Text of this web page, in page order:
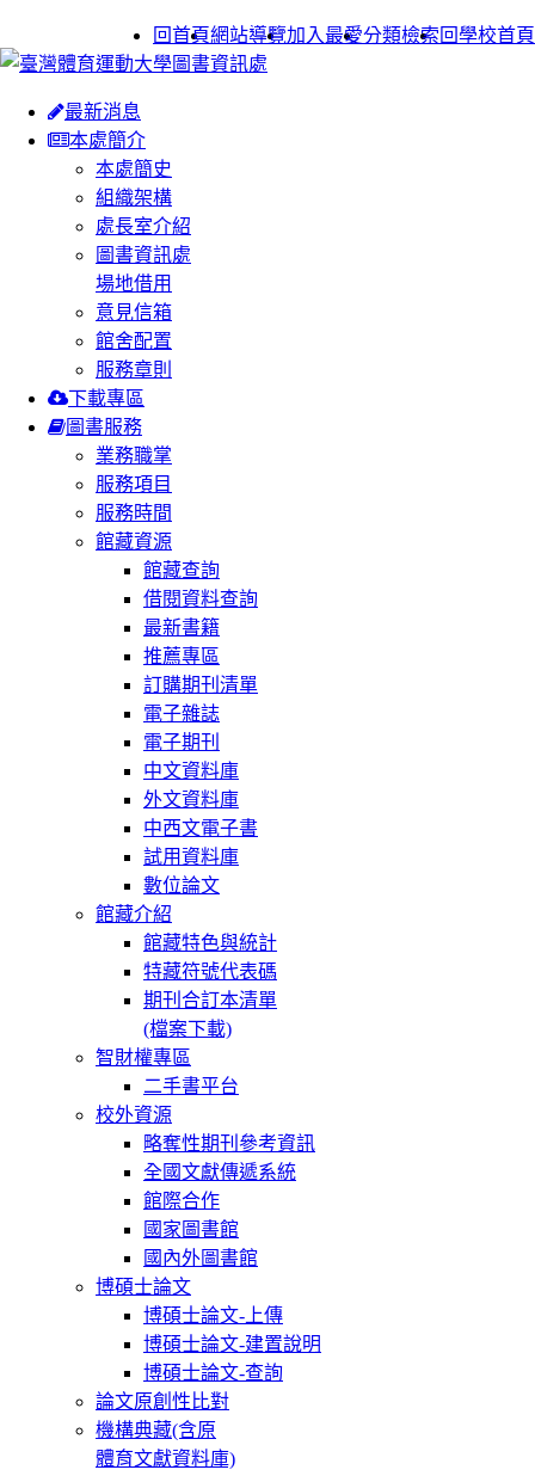
回學校首頁
分類檢索
加入最愛
網站導覽
回首頁
最新消息
本處簡介
本處簡史
組織架構
處長室介紹
圖書資訊處
場地借用
意見信箱
館舍配置
服務章則
下載專區
圖書服務
業務職掌
服務項目
服務時間
館藏資源
館藏查詢
借閱資料查詢
最新書籍
推薦專區
訂購期刊清單
電子雜誌
電子期刊
中文資料庫
外文資料庫
中西文電子書
試用資料庫
數位論文
館藏介紹
館藏特色與統計
特藏符號代表碼
期刊合訂本清單
(檔案下載)
智財權專區
二手書平台
校外資源
略奪性期刊參考資訊
全國文獻傳遞系統
館際合作
國家圖書館
國內外圖書館
博碩士論文
博碩士論文-上傳
博碩士論文-建置說明
博碩士論文-查詢
論文原創性比對
機構典藏(含原
體育文獻資料庫)